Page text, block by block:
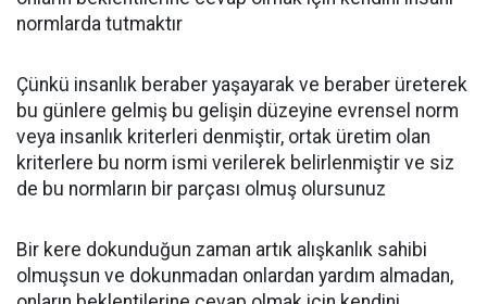
normlarda tutmaktır
Çünkü insanlık beraber yaşayarak ve beraber üreterek
bu günlere gelmiş bu gelişin düzeyine evrensel norm
veya insanlık kriterleri denmiştir, ortak üretim olan
kriterlere bu norm ismi verilerek belirlenmiştir ve siz
de bu normların bir parçası olmuş olursunuz
Bir kere dokunduğun zaman artık alışkanlık sahibi
olmuşsun ve dokunmadan onlardan yardım almadan,